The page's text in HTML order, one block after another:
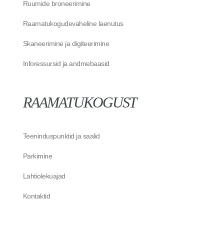
Ruumide broneerimine
Raamatukogudevaheline laenutus
Skaneerimine ja digiteerimine
Inforessursid ja andmebaasid
RAAMATUKOGUST
Teeninduspunktid ja saalid
Parkimine
Lahtiolekuajad
Kontaktid